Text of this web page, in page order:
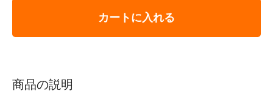
カートに入れる
商品の説明